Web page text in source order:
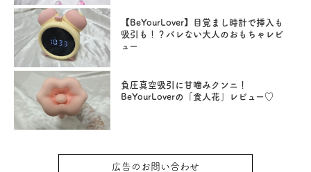
【BeYourLover】目覚まし時計で挿入も
吸引も！？バレない大人のおもちゃレビ
ュー
負圧真空吸引に甘噛みクンニ！
BeYourLoverの「食人花」レビュー♡
広告のお問い合わせ